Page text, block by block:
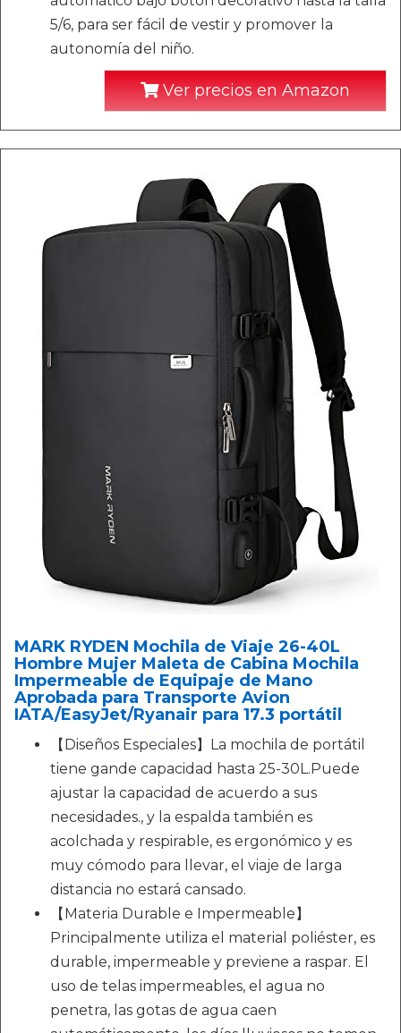
5/6, para ser fácil de vestir y promover la
autonomía del niño.
Ver precios en Amazon
MARK RYDEN Mochila de Viaje 26-40L
Hombre Mujer Maleta de Cabina Mochila
Impermeable de Equipaje de Mano
Aprobada para Transporte Avion
IATA/EasyJet/Ryanair para 17.3 portátil
【Diseños Especiales】La mochila de portátil
tiene gande capacidad hasta 25-30L.Puede
ajustar la capacidad de acuerdo a sus
necesidades., y la espalda también es
acolchada y respirable, es ergonómico y es
muy cómodo para llevar, el viaje de larga
distancia no estará cansado.
【Materia Durable e Impermeable】
Principalmente utiliza el material poliéster, es
durable, impermeable y previene a raspar. El
uso de telas impermeables, el agua no
penetra, las gotas de agua caen